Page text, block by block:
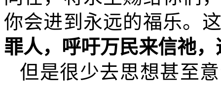
你会进到永远的福乐。
罪人，呼吁万民来信祂
但是很少去思想甚至